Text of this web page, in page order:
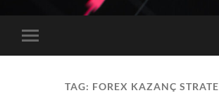
mobile
TAG: FOREX KAZANÇ